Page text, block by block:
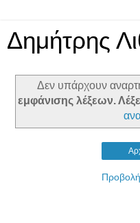
Δημήτρης
Δεν υπάρχουν
εμφάνισης λέξεων.